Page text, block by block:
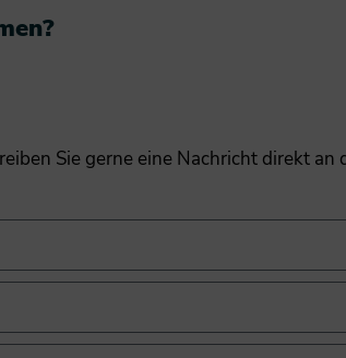
Sie gerne eine Nachricht direkt an